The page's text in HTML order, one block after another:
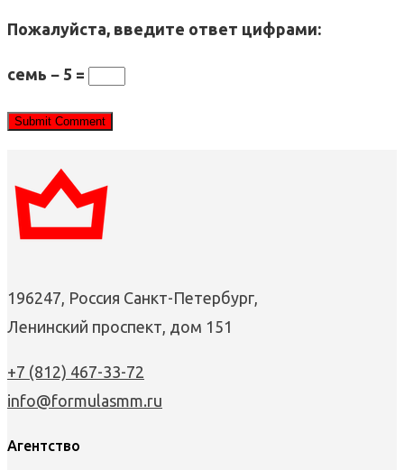
Пожалуйста, введите ответ цифрами:
семь − 5 =
196247, Россия Санкт-Петербург,
Ленинский проспект, дом 151
+7 (812) 467-33-72
info@formulasmm.ru
Агентство